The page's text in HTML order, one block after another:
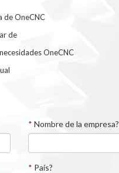
de OneCNC
de
OneCNC
* Nombre de la empresa?
* País?